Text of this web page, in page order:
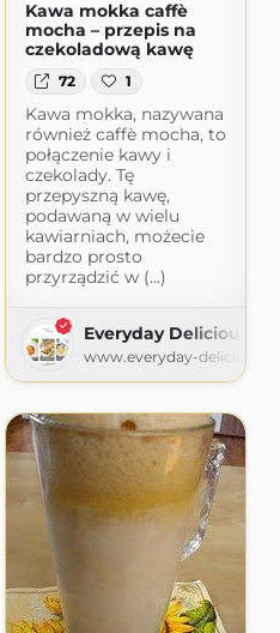
Kawa mokka caffè
mocha – przepis na
czekoladową kawę
72 1
Kawa mokka, nazywana
również caffè mocha, to
połączenie kawy i
czekolady. Tę
przepyszną kawę,
podawaną w wielu
kawiarniach, możecie
bardzo prosto
przyrządzić w (...)
Everyday Delicious
www.everyday-delicious.pl